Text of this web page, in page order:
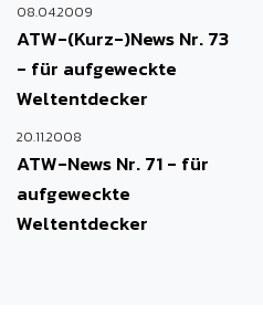
08.04.2009
ATW-(Kurz-)News Nr. 73
- für aufgeweckte
Weltentdecker
20.11.2008
ATW-News Nr. 71 - für
aufgeweckte
Weltentdecker